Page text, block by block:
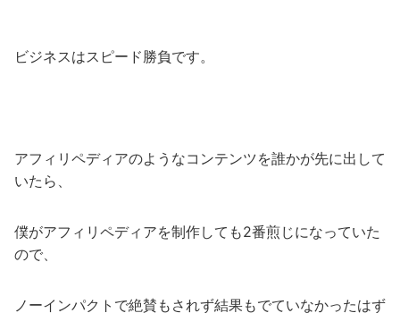
ビジネスはスピード勝負です。
アフィリペディアのようなコンテンツを誰かが先に出して
いたら、
僕がアフィリペディアを制作しても2番煎じになっていた
ので、
ノーインパクトで絶賛もされず結果もでていなかったはず